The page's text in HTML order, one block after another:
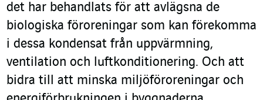
det har behandlats för att avlägsna de
biologiska föroreningar som kan förekomma
i dessa kondensat från uppvärmning,
ventilation och luftkonditionering. Och att
bidra till att minska miljöföroreningar och